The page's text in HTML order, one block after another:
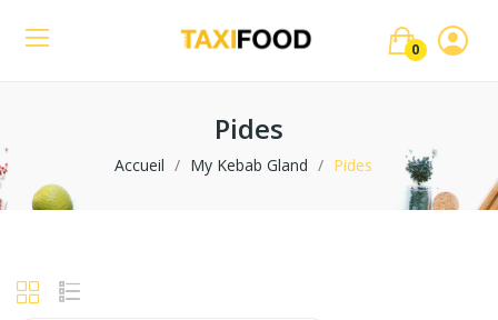
0
Pides
Accueil My Kebab Gland Pides